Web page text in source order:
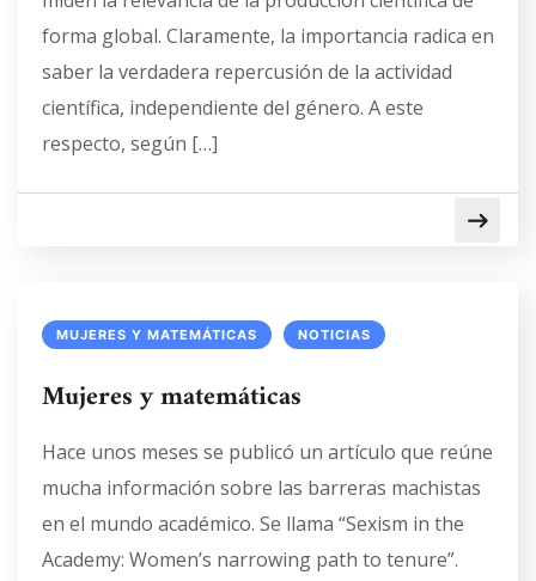
forma global. Claramente, la importancia radica en
saber la verdadera repercusión de la actividad
científica, independiente del género. A este
respecto, según […]
MUJERES Y MATEMÁTICAS NOTICIAS
Mujeres y matemáticas
Hace unos meses se publicó un artículo que reúne
mucha información sobre las barreras machistas
en el mundo académico. Se llama “Sexism in the
Academy: Women’s narrowing path to tenure”.